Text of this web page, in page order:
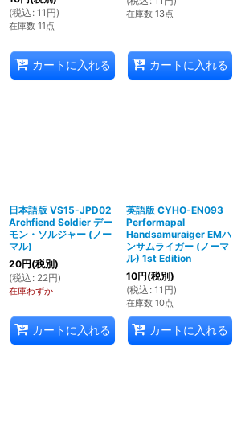
(税込 : 11 円)
在庫数 11点
カートに入れる
在庫数 13点
カートに入れる
日本語版 VS15-JPD02
Archfiend Soldier デー
モン・ソルジャー (ノー
マル)
20円(税別)
(税込 : 22円)
在庫わずか
カートに入れる
英語版 CYHO-EN093
Performapal
Handsamuraiger EMハ
ンサムライガー (ノーマ
ル) 1st Edition
10円(税別)
(税込 : 11 円)
在庫数 10点
カートに入れる